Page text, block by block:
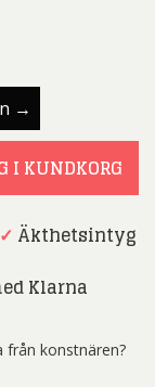
→
I KUNDKORG
✓ Äkthetsintyg
Klarna
från konstnären?